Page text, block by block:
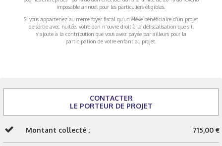
imposable annuel pour les particuliers éligibles.
Si vous appartenez au même foyer fiscal qu’un élève bénéficiaire d’un projet
de sortie avec nuitée, votre don n’ouvre droit à la défiscalisation que s’il
s’ajoute à la contribution que vous avez payée par ailleurs pour la
participation de votre enfant au projet.
CONTACTER
LE PORTEUR DE PROJET
Montant collecté : 715,00 €